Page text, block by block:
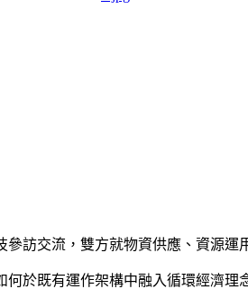
訪交流，雙方就物資供應、資源運
於既有運作架構中融入循環經濟